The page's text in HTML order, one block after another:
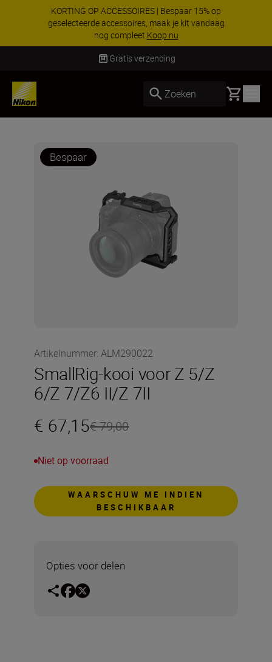
KORTING OP ACCESSOIRES | Bespaar 15% op
geselecteerde accessoires, maak je kit vandaag
nog compleet Koop nu
Levering binnen 1-3 werkdagen
Zoeken Basket
Bespaar
Artikelnummer: ALM290022
SmallRig-kooi voor Z 5/Z
6/Z 7/Z6 II/Z 7II
€ 67,15€ 79,00
Niet op voorraad
WAARSCHUW ME INDIEN
BESCHIKBAAR
Opties voor delen